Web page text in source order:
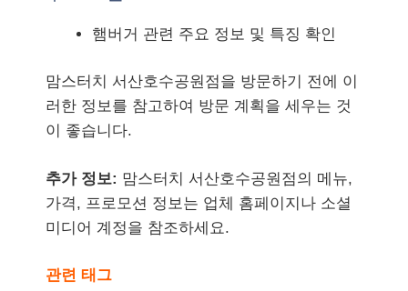
햄버거 관련 주요 정보 및 특징 확인
맘스터치 서산호수공원점을 방문하기 전에 이
러한 정보를 참고하여 방문 계획을 세우는 것
이 좋습니다.
추가 정보: 맘스터치 서산호수공원점의 메뉴,
가격, 프로모션 정보는 업체 홈페이지나 소셜
미디어 계정을 참조하세요.
관련 태그